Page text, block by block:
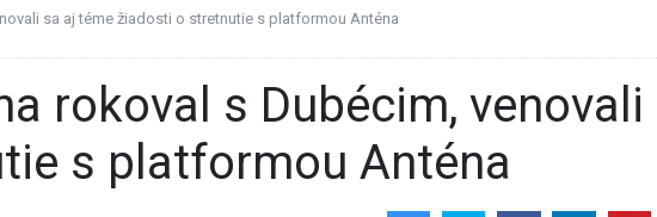
Perzský záliv“, pripravil zoznam cieľov
sa aj téme žiadosti o stretnutie s platformou Anténa
s platformou Anténa